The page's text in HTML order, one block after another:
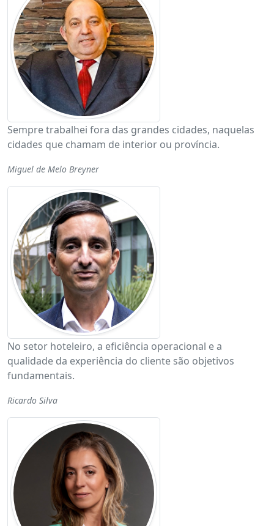
Sempre trabalhei fora das grandes cidades, naquelas
cidades que chamam de interior ou província.
Miguel de Melo Breyner
No setor hoteleiro, a eficiência operacional e a
qualidade da experiência do cliente são objetivos
fundamentais.
Ricardo Silva